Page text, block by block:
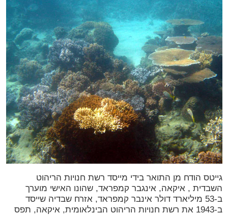
גייטס הודח מן התואר בידי מייסד רשת חנויות הריהוט
השבדית , איקאה, אינגבר קמפראד, שהונו האישי מוערך
ב-53 מיליארד דולר אינבר קמפראד, אזרח שבדיה שייסד
ב-1943 את רשת חנויות הריהוט הבינלאומית, איקאה, תפס